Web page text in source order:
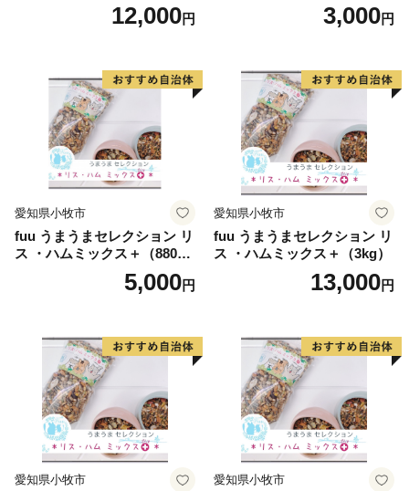
12,000円 3,000円
愛知県小牧市
fuu うまうまセレクション リ
ス ・ハムミックス＋（880
5,000円
愛知県小牧市
fuu うまうまセレクション リ
ス ・ハムミックス＋（3kg）
13,000円
愛知県小牧市 愛知県小牧市